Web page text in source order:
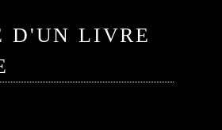
D'UN LIVRE